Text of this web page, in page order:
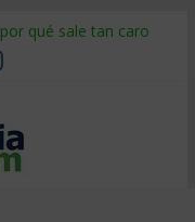
qué sale tan caro
del terremoto
el cambio sin fracasar
cambia en el oficio
todos piensen igual